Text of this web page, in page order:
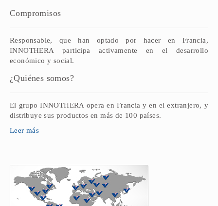
Compromisos
Responsable, que han optado por hacer en Francia,
INNOTHERA participa activamente en el desarrollo
económico y social.
¿Quiénes somos?
El grupo INNOTHERA opera en Francia y en el extranjero, y
distribuye sus productos en más de 100 países.
Leer más